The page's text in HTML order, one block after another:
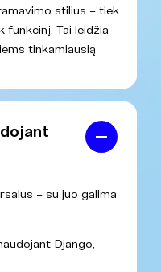
stilius – tiek
Tai leidžia
tinkamiausią
– su juo galima
Django,